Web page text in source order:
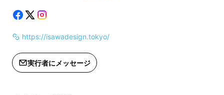
第14弾となる今回のトランスモティーフは
紙のように変身するのが特徴。
・製品の形状や寸法の詳細、使用上の
ページを必ずご確認ください。
・ネックレスチェーン（小豆）は全長
https://isawadesign.tokyo/
実行者にメッセージ